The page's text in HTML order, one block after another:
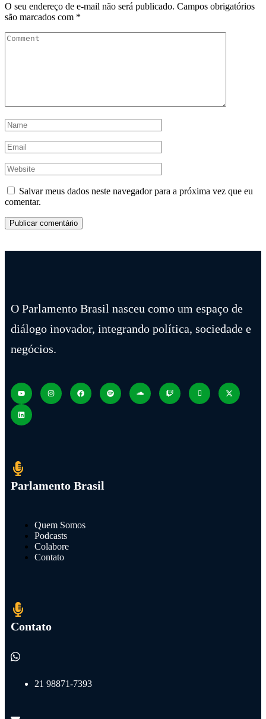
O seu endereço de e-mail não será publicado. Campos obrigatórios
são marcados com *
Salvar meus dados neste navegador para a próxima vez que eu
comentar.
O Parlamento Brasil nasceu como um espaço de
diálogo inovador, integrando política, sociedade e
negócios.
Parlamento Brasil
Quem Somos
Podcasts
Colabore
Contato
Contato
21 98871-7393